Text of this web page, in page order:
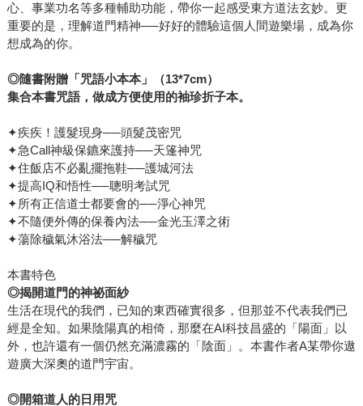
心、事業功名等多種輔助功能，帶你一起感受東方道法玄妙。更
重要的是，理解道門精神──好好的體驗這個人間遊樂場，成為你
想成為的你。
◎隨書附贈「咒語小本本」（13*7cm）
集合本書咒語，做成方便使用的袖珍折子本。
✦疾疾！護髮現身──頭髮茂密咒
✦急Call神級保鑣來護持──天篷神咒
✦住飯店不必亂擺拖鞋──護城河法
✦提高IQ和悟性──聰明考試咒
✦所有正信道士都要會的──淨心神咒
✦不隨便外傳的保養內法──金光玉澤之術
✦蕩除穢氣沐浴法──解穢咒
本書特色
◎揭開道門的神祕面紗
生活在現代的我們，已知的東西確實很多，但那並不代表我們已
經是全知。如果陰陽真的相倚，那麼在AI科技昌盛的「陽面」以
外，也許還有一個仍然充滿濃霧的「陰面」。本書作者A某帶你遨
遊廣大深奧的道門宇宙。
◎開箱道人的日用咒